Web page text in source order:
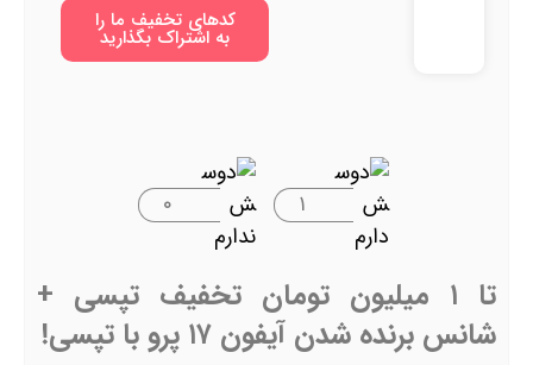
کدهای تخفیف ما را
به اشتراک بگذارید
۱ ۰
تا ۱ میلیون تومان تخفیف تپسی +
شانس برنده شدن آیفون ۱۷ پرو با تپسی!